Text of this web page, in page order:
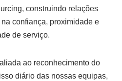
construindo relações
confiança, proximidade e
de serviço.
ao reconhecimento do
diário das nossas equipas,